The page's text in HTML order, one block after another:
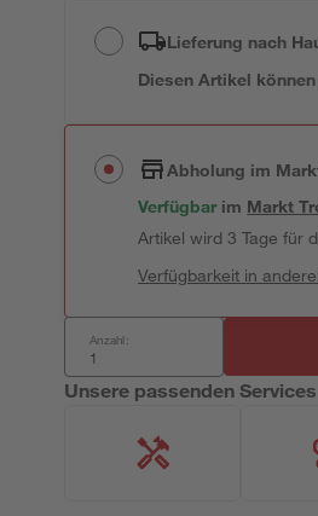
Lieferung nach
Diesen Artikel
Abholung im
Verfügbar im Markt
Artikel wird 3 Tage für
Verfügbarkeit in
Anzahl:
Unsere passenden Services